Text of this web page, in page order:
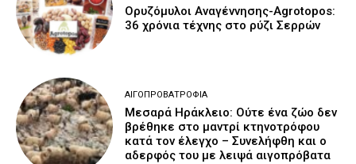
Ορυζόμυλοι Αναγέννησης-Agrotopos:
36 χρόνια τέχνης στο ρύζι Σερρών
ΑΙΓΟΠΡΟΒΑΤΡΟΦΊΑ
Μεσαρά Ηράκλειο: Ούτε ένα ζώο δεν
βρέθηκε στο μαντρί κτηνοτρόφου
κατά τον έλεγχο – Συνελήφθη και ο
αδερφός του με λειψά αιγοπρόβατα